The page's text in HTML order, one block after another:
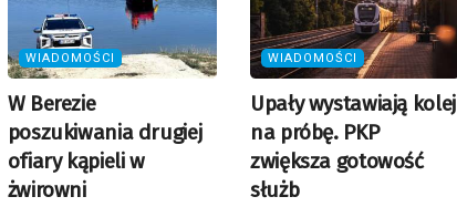
WIADOMOŚCI
W Berezie
poszukiwania drugiej
ofiary kąpieli w
żwirowni
WIADOMOŚCI
Upały wystawiają kolej
na próbę. PKP
zwiększa gotowość
służb